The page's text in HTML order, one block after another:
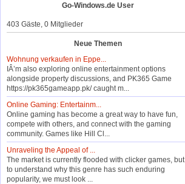
Go-Windows.de User
403 Gäste, 0 Mitglieder
Neue Themen
Wohnung verkaufen in Eppe...
IÂ’m also exploring online entertainment options
alongside property discussions, and PK365 Game
https://pk365gameapp.pk/ caught m...
Online Gaming: Entertainm...
Online gaming has become a great way to have fun,
compete with others, and connect with the gaming
community. Games like Hill Cl...
Unraveling the Appeal of ...
The market is currently flooded with clicker games, but
to understand why this genre has such enduring
popularity, we must look ...